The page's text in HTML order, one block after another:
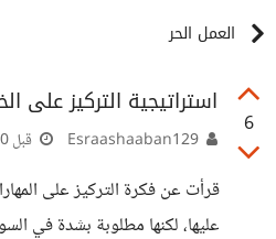
العمل الحر
6
استراتيجية التركيز على
قبل 10 أشهر
قرأت عن فكرة التركيز على
عليها، لكنها مطلوبة بشدة